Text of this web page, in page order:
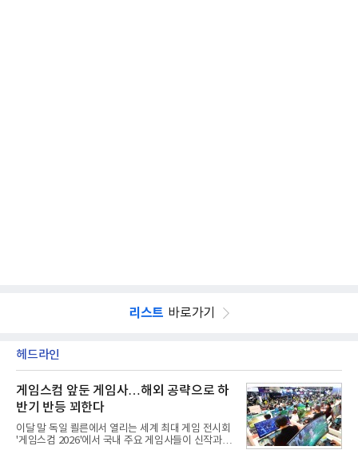
리스트 바로가기
헤드라인
게임스컴 앞둔 게임사…해외 공략으로 하
반기 반등 꾀한다
이달 말 독일 쾰른에서 열리는 세계 최대 게임 전시회
'게임스컴 2026'에서 국내 주요 게임사들이 신작과 글